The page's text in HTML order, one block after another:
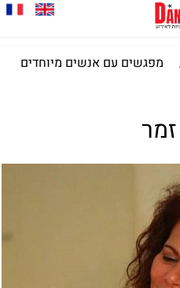
מפגשים עם אנשים מיוחדים